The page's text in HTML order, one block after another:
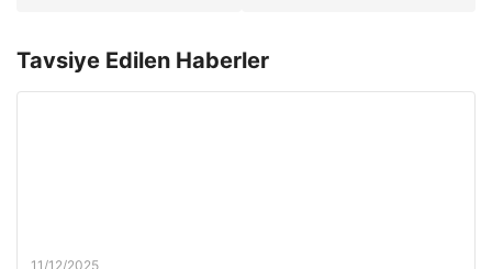
Tavsiye Edilen Haberler
11/12/2025